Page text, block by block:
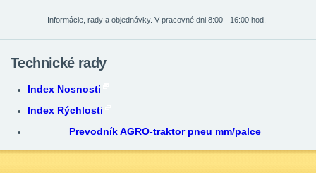
Informácie, rady a objednávky. V pracovné dni 8:00 - 16:00 hod.
Technické rady
Index Nosnosti
Index Rýchlosti
Prevodník AGRO-traktor pneu mm/palce